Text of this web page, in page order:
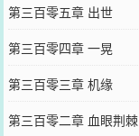
第三百零五章 出世
第三百零四章 一晃
第三百零三章 机缘
第三百零二章 血眼荆棘